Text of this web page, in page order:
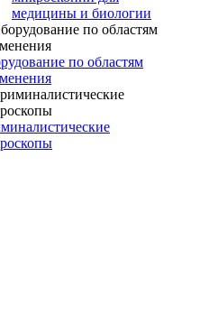
медицины и биологии
по областям